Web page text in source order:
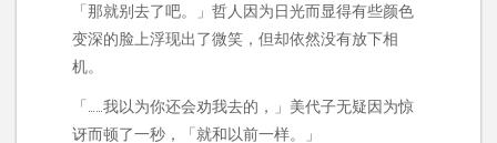
「那就别去了吧。」哲人因为日光而显得有些颜色
变深的脸上浮现出了微笑，但却依然没有放下相
机。
「……我以为你还会劝我去的，」美代子无疑因为惊
讶而顿了一秒，「就和以前一样。」